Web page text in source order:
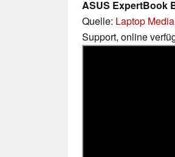
ASUS ExpertBook
Quelle: Laptop Media
Support, online